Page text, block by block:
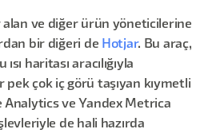
alan ve diğer ürün yöneticilerine
bir diğeri de Hotjar. Bu araç,
haritası aracılığıyla
çok iç görü taşıyan kıymetli
Analytics ve Yandex Metrica
de hali hazırda